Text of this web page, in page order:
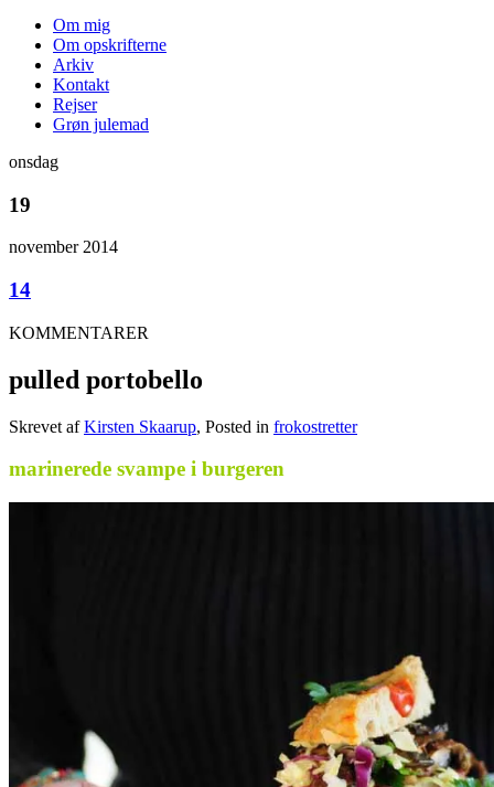
Om mig
Om opskrifterne
Arkiv
Kontakt
Rejser
Grøn julemad
onsdag
19
november 2014
14
KOMMENTARER
pulled portobello
Skrevet afKirsten Skaarup, Posted in frokostretter
marinerede svampe i burgeren